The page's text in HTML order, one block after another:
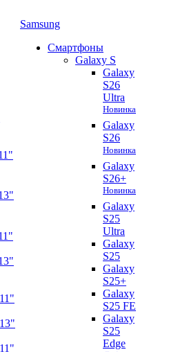
Samsung
Смартфоны
Galaxy S
Galaxy
S26
Ultra
Новинка
Galaxy
S26
Новинка
Galaxy
S26+
Новинка
Galaxy
S25
Ultra
Galaxy
S25
Galaxy
S25+
Galaxy
S25 FE
Galaxy
S25
Edge